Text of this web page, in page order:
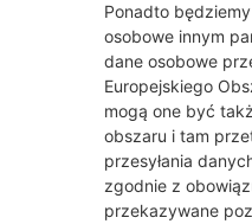
Ponadto
osobowe innym
dane osobowe
Europejskiego
mogą one być
obszaru i tam
przesyłania
zgodnie z
przekazywane